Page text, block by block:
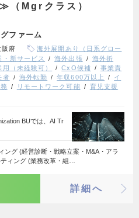
Mgrクラス）
ファーム
阪府
海外展開あり（日系グロー
・新サービス 海外出張
海外折
（未経験可） CxO候補
事業責
者 海外転勤 年収600万以上
イ
リモートワーク可能
育児支援
BUでは、AI Tr
ング (経営診断・戦略立案・M&A・アラ
ィング (業務改革・組…
詳細へ